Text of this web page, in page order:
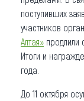
поступивших
участников
Алтая» продлили
Итоги и
года.
До 11 октября